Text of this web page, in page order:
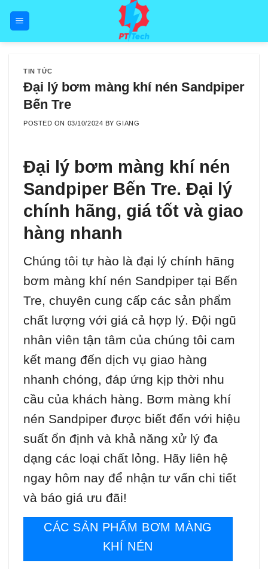
TIN TỨC
Đại lý bơm màng khí nén Sandpiper
Bến Tre
POSTED ON 03/10/2024 BYGIANG
Đại lý bơm màng khí nén
Sandpiper Bến Tre. Đại lý
chính hãng, giá tốt và giao
hàng nhanh
Chúng tôi tự hào là đại lý chính hãng
bơm màng khí nén Sandpiper tại Bến
Tre, chuyên cung cấp các sản phẩm
chất lượng với giá cả hợp lý. Đội ngũ
nhân viên tận tâm của chúng tôi cam
kết mang đến dịch vụ giao hàng
nhanh chóng, đáp ứng kịp thời nhu
cầu của khách hàng. Bơm màng khí
nén Sandpiper được biết đến với hiệu
suất ổn định và khả năng xử lý đa
dạng các loại chất lỏng. Hãy liên hệ
ngay hôm nay để nhận tư vấn chi tiết
và báo giá ưu đãi!
CÁC SẢN PHẨM BƠM MÀNG
KHÍ NÉN